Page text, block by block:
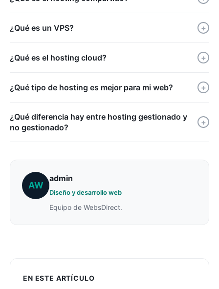
EN ESTE ARTÍCULO
¿Qué es un VPS? +
¿Qué es el hosting cloud? +
¿Qué tipo de hosting es mejor para mi web? +
¿Qué diferencia hay entre hosting gestionado y
no gestionado?
+
AW
admin
Diseño y desarrollo web
Equipo de WebsDirect.